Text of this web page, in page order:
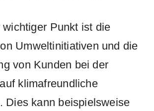
⁤Punkt ist die
Umweltinitiativen ‌und die
von Kunden ‌bei der
klimafreundliche
Dies kann beispielsweise